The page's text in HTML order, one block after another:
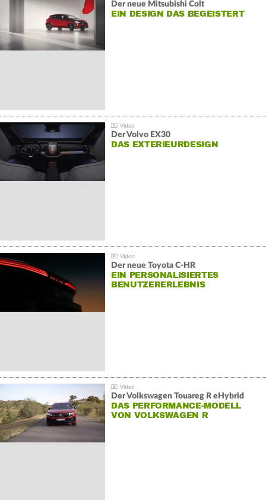
Der neue Mitsubishi Colt
EIN DESIGN DAS BEGEISTERT
Der Volvo EX30
DAS EXTERIEURDESIGN
Der neue Toyota C-HR
EIN PERSONALISIERTES
BENUTZERERLEBNIS
Der Volkswagen Touareg R eHybrid
DAS PERFORMANCE-MODELL
VON VOLKSWAGEN R